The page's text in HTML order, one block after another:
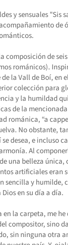
y sensuales "Sis
de
de
románicos).
la Vall de Boí, en
colección para
y la humildad
de la
románica, “a
No obstante,
desea, e incluso
Al
una belleza
artificiales eran
sencilla y humilde,
en su día a día.
la carpeta, me
compositor, sino
sin ninguna otra